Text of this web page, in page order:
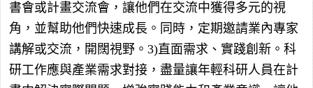
書會或計畫交流會，讓他們在交流中獲得多元的視
角，並幫助他們快速成長。同時，定期邀請業內專家
講解或交流，開闊視野。3)直面需求、實踐創新。科
研工作應與產業需求對接，盡量讓年輕科研人員在計